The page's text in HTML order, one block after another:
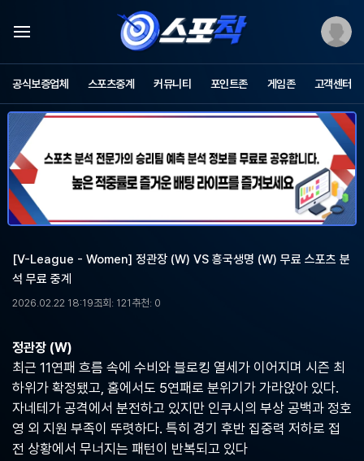
스
포
츠
중
포
착
-
료
츠
계,
해
구
중
계,
실
시
간
해
공식보증업체 스포츠중계 커뮤니티 포인트존 게임존 고객센터
[V-League - Women] 정관장 (W) VS 흥국생명 (W) 무료 스포츠 분
석 무료 중계
2026.02.22 18:19조회: 121추천: 0
정관장 (W)
최근 11연패 흐름 속에 수비와 블로킹 열세가 이어지며 시즌 최
하위가 확정됐고, 홈에서도 5연패로 분위기가 가라앉아 있다.
자네테가 공격에서 분전하고 있지만 인쿠시의 부상 공백과 정호
영 외 지원 부족이 뚜렷하다. 특히 경기 후반 집중력 저하로 접
전 상황에서 무너지는 패턴이 반복되고 있다